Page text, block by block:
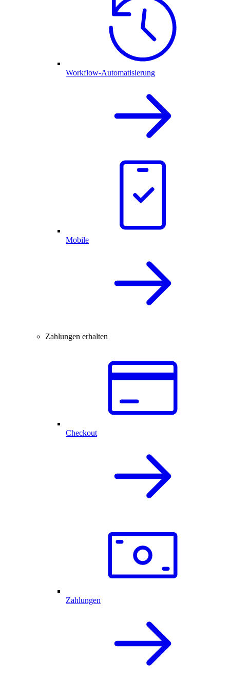
Workflow-Automatisierung
Mobile
Zahlungen erhalten
Checkout
Zahlungen